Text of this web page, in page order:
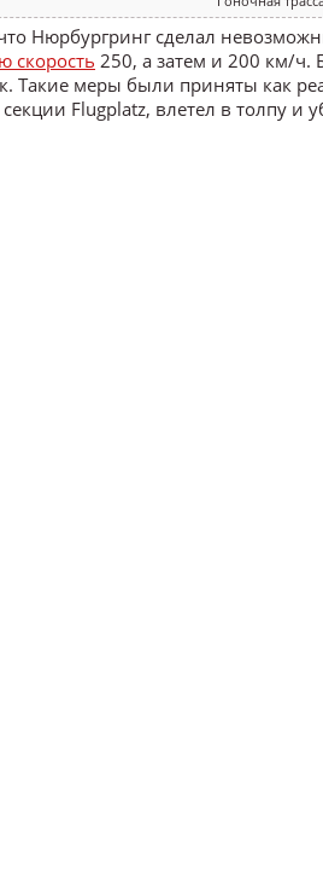
Нюрбургринг сделал
скорость 250, а затем и 200 км/ч.
меры были приняты как
Flugplatz, влетел в толпу и